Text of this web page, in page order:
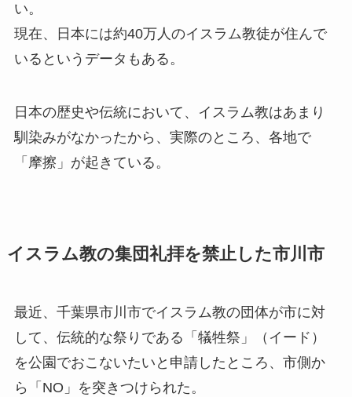
い。
現在、日本には約40万人のイスラム教徒が住んで
いるというデータもある。
日本の歴史や伝統において、イスラム教はあまり
馴染みがなかったから、実際のところ、各地で
「摩擦」が起きている。
イスラム教の集団礼拝を禁止した市川市
最近、千葉県市川市でイスラム教の団体が市に対
して、伝統的な祭りである「犠牲祭」（イード）
を公園でおこないたいと申請したところ、市側か
ら「NO」を突きつけられた。